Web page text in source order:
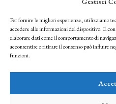
Per fornire le migliori esperienze, utilizziamo
accedere alle informazioni del dispositivo. Il
elaborare dati come il comportamento di
acconsentire o ritirare il consenso può influire
funzioni.
Facendo clic per iscriverti, riconosci che le
seguendo la nostra Privacy Policy
© 2025 Istituto Matteucci. All right reserved
l’autorizzazione scritta dei proprietari dei